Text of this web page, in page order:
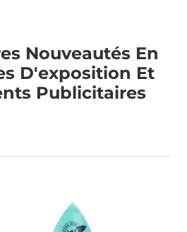
Nouveautés En
D'exposition Et
Publicitaires